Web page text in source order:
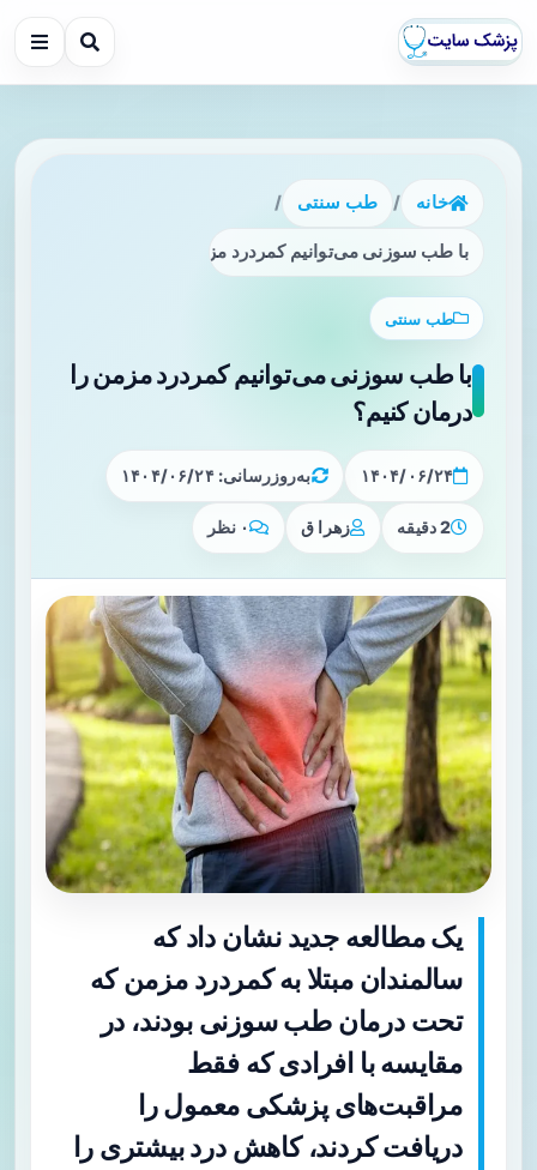
خانه / طب سنتی /
با طب سوزنی می‌توانیم کمردرد مزمن را درمان کنیم؟
طب سنتی
با طب سوزنی می‌توانیم کمردرد مزمن را
درمان کنیم؟
۱۴۰۴/۰۶/۲۴ به‌روزرسانی: ۱۴۰۴/۰۶/۲۴
2 دقیقه زهرا ق ۰ نظر
یک مطالعه جدید نشان داد که
سالمندان مبتلا به کمردرد مزمن که
تحت درمان طب سوزنی بودند، در
مقایسه با افرادی که فقط
مراقبت‌های پزشکی معمول را
دریافت کردند، کاهش درد بیشتری را